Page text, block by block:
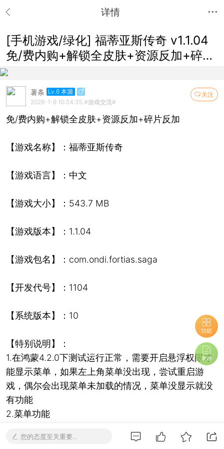
详情
[手机游戏/绿化] 福蒂亚斯传奇 v1.1.04
免/费内购+解锁全皮肤+资源反加+碎片
反加
关注
薯条 Lv.6 本源
2026-1-9 10:34:35 #游戏交流#
免/费内购+解锁全皮肤+资源反加+碎片反加
【游戏名称】：福蒂亚斯传奇
【游戏语言】：中文
【游戏大小】：543.7 MB
【游戏版本】：1.1.04
【游戏包名】：com.ondi.fortias.saga
【开发代号】：1104
【系统版本】：10
【特别说明】：
1.在鸿蒙4.2.0下测试运行正常，需要开启悬浮权限才
能显示菜单，如果左上角菜单没出现，尝试重启游
戏，偶尔会出现菜单未加载的情况，菜单没显示就没
有功能
2.菜单功能
免广您的态度至关重要...
功能
发布